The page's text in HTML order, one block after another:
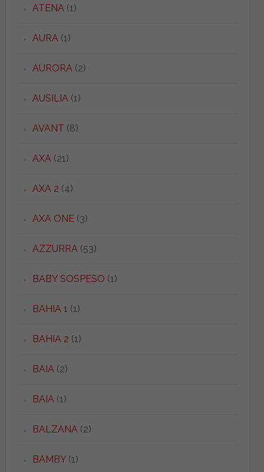
ATENA(1)
AURA(1)
AURORA(2)
AUSILIA(1)
AVANT (8)
AXA(21)
AXA 2 (4)
AXA ONE(3)
AZZURRA(53)
BABY SOSPESO (1)
BAHIA 1 (1)
BAHIA 2 (1)
BAIA(2)
BAIA(1)
BALZANA(2)
BAMBY(1)